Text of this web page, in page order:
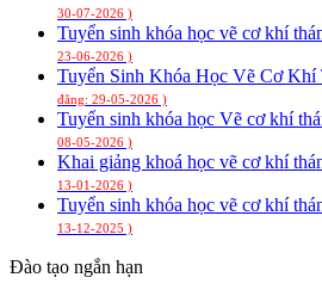
30-07-2026 )
Tuyển sinh khóa học vẽ cơ khí
23-06-2026 )
Tuyển Sinh Khóa Học Vẽ Cơ Khí
đăng: 29-05-2026 )
Tuyển sinh khóa học Vẽ cơ khí
08-05-2026 )
Khai giảng khoá học vẽ cơ khí
13-01-2026 )
Tuyển sinh khóa học vẽ cơ khí
13-12-2025 )
Đào tạo ngắn hạn